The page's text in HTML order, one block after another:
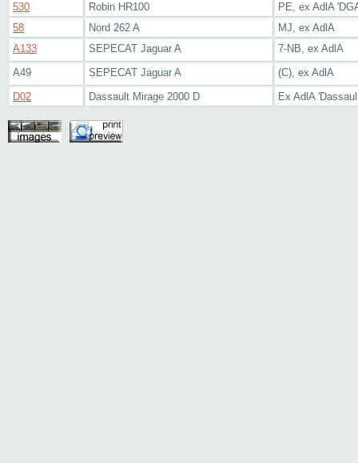
530
Robin HR100
PE, ex AdlA
58
Nord 262 A
MJ, ex AdlA
A133
SEPECAT Jaguar A
7-NB, ex AdlA
A49
SEPECAT Jaguar A
(C), ex AdlA
D02
Dassault Mirage 2000 D Ex AdlA